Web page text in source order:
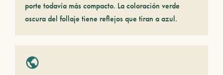
porte todavía más compacto. La coloración verde
oscura del follaje tiene reflejos que tiran a azul.